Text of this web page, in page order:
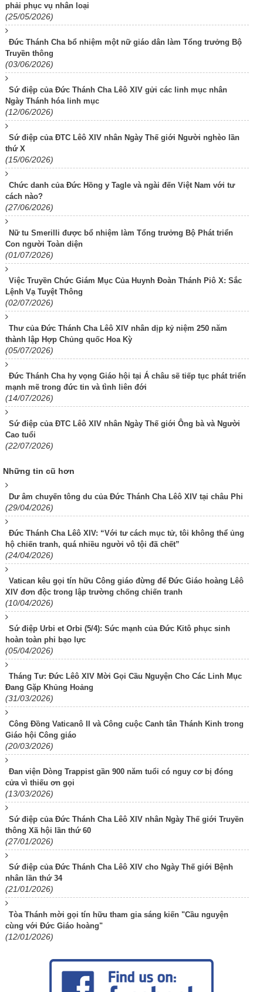
phải phục vụ nhân loại
(25/05/2026)
Đức Thánh Cha bổ nhiệm một nữ giáo dân làm Tổng trưởng Bộ
Truyền thông
(03/06/2026)
Sứ điệp của Đức Thánh Cha Lêô XIV gửi các linh mục nhân
Ngày Thánh hóa linh mục
(12/06/2026)
Sứ điệp của ĐTC Lêô XIV nhân Ngày Thế giới Người nghèo lần
thứ X
(15/06/2026)
Chức danh của Đức Hồng y Tagle và ngài đến Việt Nam với tư
cách nào?
(27/06/2026)
Nữ tu Smerilli được bổ nhiệm làm Tổng trưởng Bộ Phát triển
Con người Toàn diện
(01/07/2026)
Việc Truyền Chức Giám Mục Của Huynh Đoàn Thánh Piô X: Sắc
Lệnh Vạ Tuyệt Thông
(02/07/2026)
Thư của Đức Thánh Cha Lêô XIV nhân dịp kỷ niệm 250 năm
thành lập Hợp Chủng quốc Hoa Kỳ
(05/07/2026)
Đức Thánh Cha hy vọng Giáo hội tại Á châu sẽ tiếp tục phát triển
mạnh mẽ trong đức tin và tình liên đới
(14/07/2026)
Sứ điệp của ĐTC Lêô XIV nhân Ngày Thế giới Ông bà và Người
Cao tuổi
(22/07/2026)
Những tin cũ hơn
Dư âm chuyến tông du của Đức Thánh Cha Lêô XIV tại châu Phi
(29/04/2026)
Đức Thánh Cha Lêô XIV: “Với tư cách mục tử, tôi không thể ủng
hộ chiến tranh, quá nhiều người vô tội đã chết”
(24/04/2026)
Vatican kêu gọi tín hữu Công giáo đừng để Đức Giáo hoàng Lêô
XIV đơn độc trong lập trường chống chiến tranh
(10/04/2026)
Sứ điệp Urbi et Orbi (5/4): Sức mạnh của Đức Kitô phục sinh
hoàn toàn phi bạo lực
(05/04/2026)
Tháng Tư: Đức Lêô XIV Mời Gọi Cầu Nguyện Cho Các Linh Mục
Đang Gặp Khủng Hoảng
(31/03/2026)
Công Đồng Vaticanô II và Công cuộc Canh tân Thánh Kinh trong
Giáo hội Công giáo
(20/03/2026)
Đan viện Dòng Trappist gần 900 năm tuổi có nguy cơ bị đóng
cửa vì thiếu ơn gọi
(13/03/2026)
Sứ điệp của Đức Thánh Cha Lêô XIV nhân Ngày Thế giới Truyền
thông Xã hội lần thứ 60
(27/01/2026)
Sứ điệp của Đức Thánh Cha Lêô XIV cho Ngày Thế giới Bệnh
nhân lần thứ 34
(21/01/2026)
Tòa Thánh mời gọi tín hữu tham gia sáng kiến "Cầu nguyện
cùng với Đức Giáo hoàng"
(12/01/2026)